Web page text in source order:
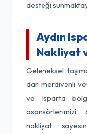
desteği
Aydın
Nakliyat
Geleneksel
dar merdivenli
ve Isparta
asansörlerimizi
nakliyat